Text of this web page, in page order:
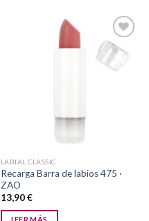
Añadir
LABIAL CLASSIC
Recarga Barra de labios 475 ·
ZAO
13,90€